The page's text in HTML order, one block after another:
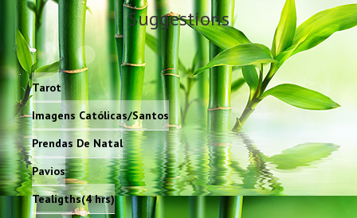
Suggestions
Tarot
Imagens Católicas/Santos
Prendas De Natal
Pavios
Tealigths(4 hrs)